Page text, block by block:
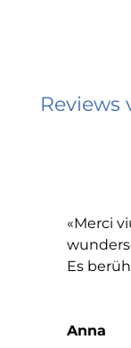
Reviews
«Merci
Es
Anna